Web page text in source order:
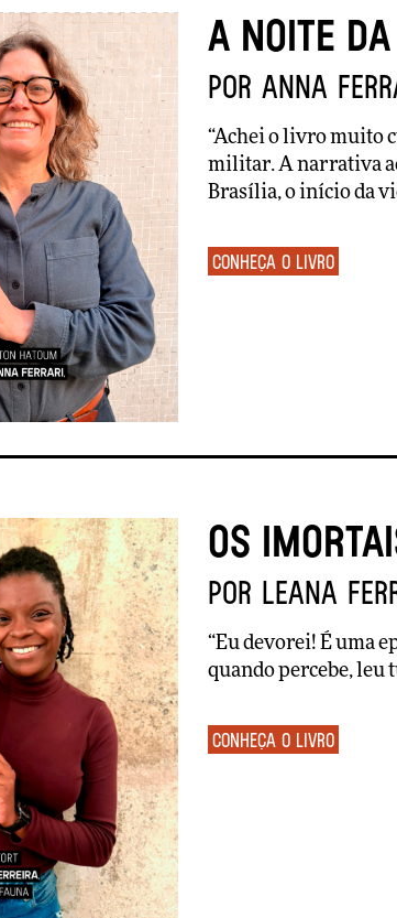
A noite
por Anna
“Achei o livro muito
militar. A narrativa
Brasília, o início da
Conheça o livro
Os
por Leana
“Eu devorei! É uma
quando percebe, leu
Conheça o livro